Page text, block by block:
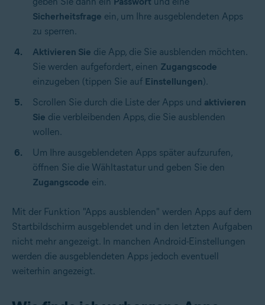
Sicherheitsfrage ein, um Ihre ausgeblendeten Apps
zu sperren.
Aktivieren Sie die App, die Sie ausblenden möchten.
Sie werden aufgefordert, einen Zugangscode
einzugeben (tippen Sie auf Einstellungen).
Scrollen Sie durch die Liste der Apps und aktivieren
Sie die verbleibenden Apps, die Sie ausblenden
wollen.
Um Ihre ausgeblendeten Apps später aufzurufen,
öffnen Sie die Wähltastatur und geben Sie den
Zugangscode ein.
Mit der Funktion "Apps ausblenden" werden Apps auf dem
Startbildschirm ausgeblendet und in den letzten Aufgaben
nicht mehr angezeigt. In manchen Android-Einstellungen
werden die ausgeblendeten Apps jedoch eventuell
weiterhin angezeigt.